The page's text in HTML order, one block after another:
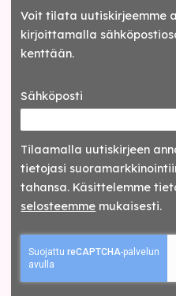
Voit tilata uutiskirjeemme
kirjoittamalla
kenttään.
Sähköposti
Tilaamalla uutis­kirjeen
tietojasi
tahansa. Käsittelemme
selosteemme mukaisesti.